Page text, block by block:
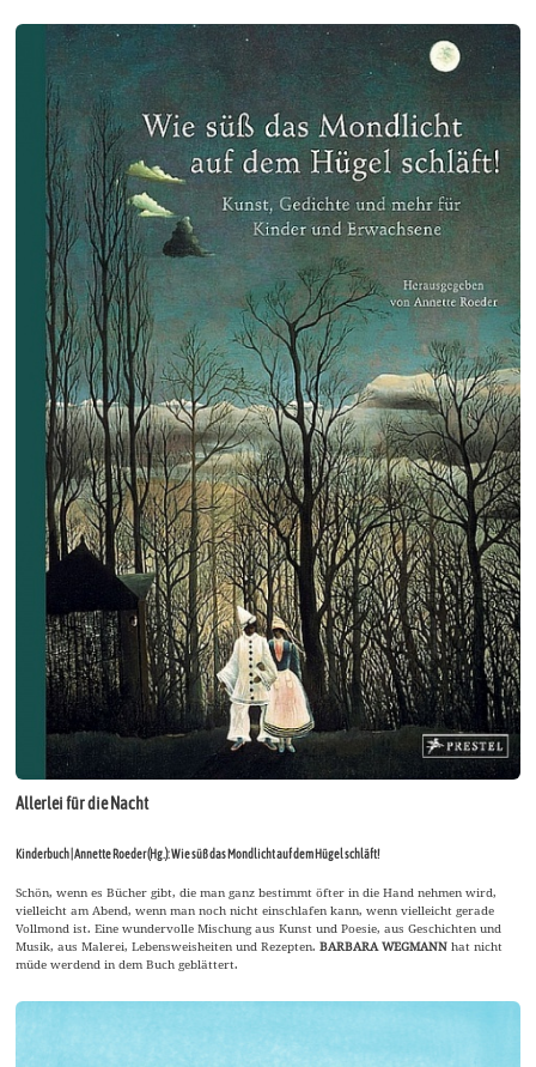
Allerlei für die Nacht
Kinderbuch | Annette Roeder (Hg.): Wie süß das Mondlicht auf dem Hügel schläft!
Schön, wenn es Bücher gibt, die man ganz bestimmt öfter in die Hand nehmen wird,
vielleicht am Abend, wenn man noch nicht einschlafen kann, wenn vielleicht gerade
Vollmond ist. Eine wundervolle Mischung aus Kunst und Poesie, aus Geschichten und
Musik, aus Malerei, Lebensweisheiten und Rezepten.BARBARA WEGMANNhat nicht
müde werdend in dem Buch geblättert.